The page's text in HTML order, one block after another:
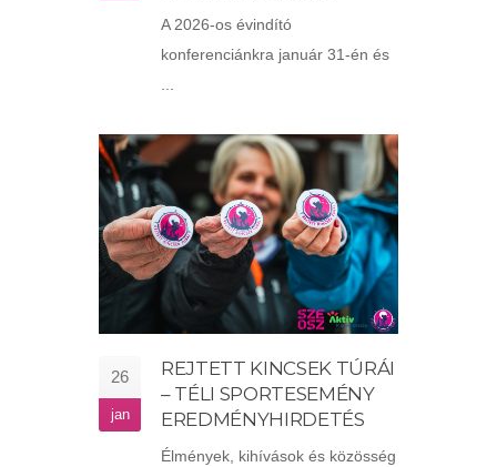
A 2026-os évindító
konferenciánkra január 31-én és
26
jan
REJTETT KINCSEK TÚRÁI
– TÉLI SPORTESEMÉNY
EREDMÉNYHIRDETÉS
Élmények, kihívások és közösség